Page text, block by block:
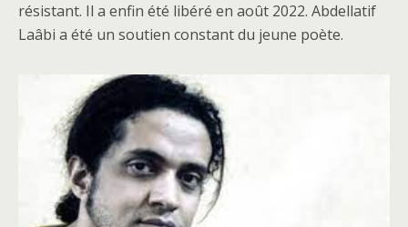
résistant. Il a enfin été libéré en août 2022. Abdellatif
Laâbi a été un soutien constant du jeune poète.